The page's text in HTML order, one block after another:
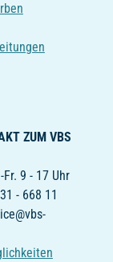
ZUM VBS
9 - 17 Uhr
- 668 11